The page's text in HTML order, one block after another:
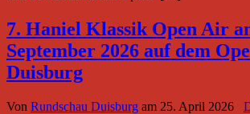
7. Haniel Klassik Open Air
September 2026 auf dem
Duisburg
Von Rundschau Duisburg am 25. April 2026